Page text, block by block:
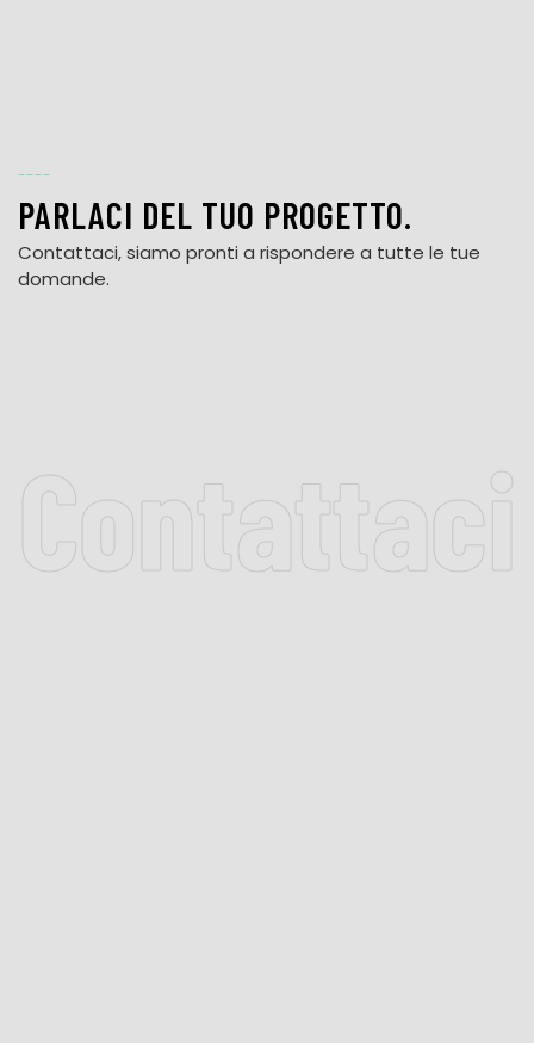
----
PARLACI DEL TUO PROGETTO.
Contattaci, siamo pronti a rispondere a tutte le tue
domande.
Contattaci